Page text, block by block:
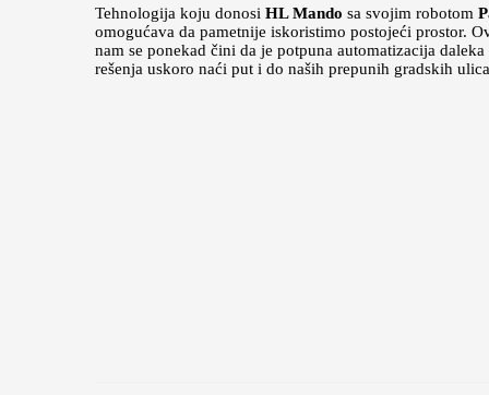
Tehnologija koju donosi HL Mando sa svojim robotom
omogućava da pametnije iskoristimo postojeći prostor.
nam se ponekad čini da je potpuna automatizacija
rešenja uskoro naći put i do naših prepunih gradskih